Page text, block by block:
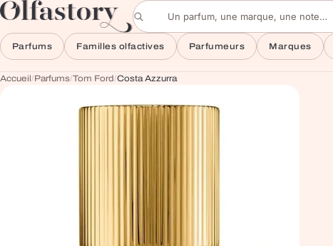
Aller au contenu
Rechercher un parfum
Parfums Familles olfactives Parfumeurs Marques
Accueil/Parfums/Tom Ford/Costa Azzurra